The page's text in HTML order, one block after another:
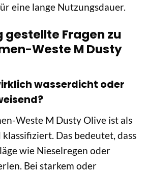
eine lange Nutzungsdauer.
gestellte Fragen zu
Weste M Dusty
wasserdicht oder
Weste M Dusty Olive ist als
Das bedeutet, dass
wie Nieselregen oder
Bei starkem oder